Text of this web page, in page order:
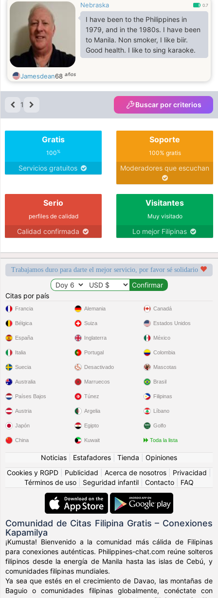
Nebraska 0.7
I have been to the Philippines in
1979, and in the 1980s. I have been
to Manila. Non smoker, I like biir.
Good health. I like to sing karaoke.
Jamesdean68 años
1 Buscar por criterios
Gratis
100%
Servicios gratuitos
Soporte
100% gratis
Moderadores que escuchan
Serio
perfiles de calidad
Calidad confirmada
Visitantes
Muy visitado
Lo mejor Filipinas
Trabajamos duro para darte el mejor servicio, por favor sé solidario
Citas por país
Francia
Bélgica
España
Italia
Suecia
Alemania
Suiza
Inglaterra
Portugal
Desactivado
Canadá
Estados Unidos
México
Colombia
Mascotas
Australia
Países Bajos
Austria
Japón
China
Marruecos
Túnez
Argelia
Egipto
Kuwait
Brasil
Filipinas
Líbano
Golfo
Toda la lista
Noticias Estafadores Tienda
Opiniones
Cookies y RGPD
Publicidad Acerca de nosotros Privacidad
Términos de uso
Seguridad infantil Contacto FAQ
Comunidad de Citas Filipina Gratis – Conexiones
Kapamilya
¡Kumusta! Bienvenido a la comunidad más cálida de Filipinas
para conexiones auténticas. Philippines-chat.com reúne solteros
filipinos desde la energía de Manila hasta las islas de Cebú, y
comunidades filipinas mundiales.
Ya sea que estés en el crecimiento de Davao, las montañas de
Baguio o comunidades filipinas globalmente, conéctate con